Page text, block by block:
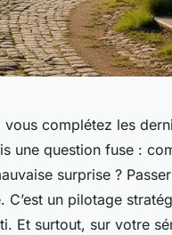
complétez les
une question fuse :
surprise ?
C’est un pilotage
Et surtout, sur votre